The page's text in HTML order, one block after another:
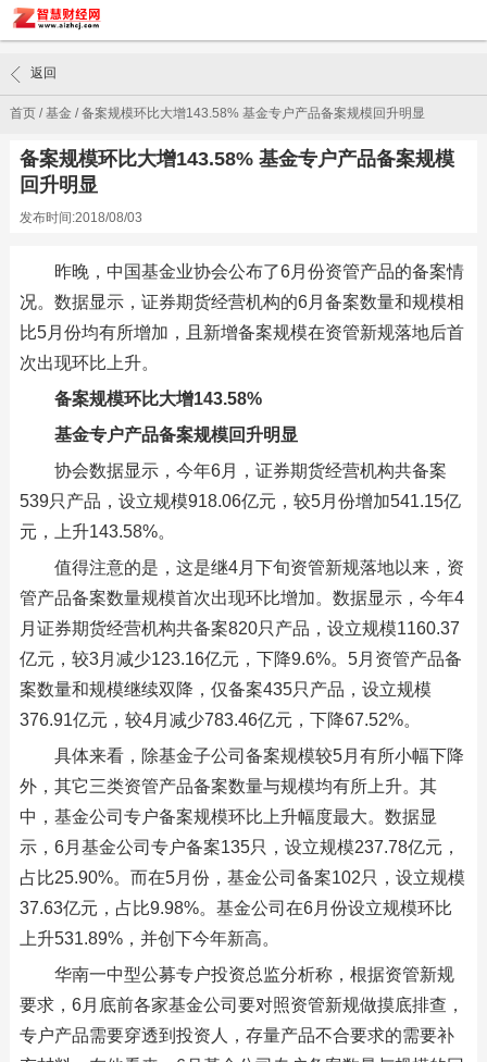
首页/基金 /备案规模环比大增143.58% 基金专户产品备案规模回升明显
返回
备案规模环比大增143.58% 基金专户产品备案规模
回升明显
发布时间:2018/08/03
昨晚，中国基金业协会公布了6月份资管产品的备案情
况。数据显示，证券期货经营机构的6月备案数量和规模相
比5月份均有所增加，且新增备案规模在资管新规落地后首
次出现环比上升。
备案规模环比大增143.58%
基金专户产品备案规模回升明显
协会数据显示，今年6月，证券期货经营机构共备案
539只产品，设立规模918.06亿元，较5月份增加541.15亿
元，上升143.58%。
值得注意的是，这是继4月下旬资管新规落地以来，资
管产品备案数量规模首次出现环比增加。数据显示，今年4
月证券期货经营机构共备案820只产品，设立规模1160.37
亿元，较3月减少123.16亿元，下降9.6%。5月资管产品备
案数量和规模继续双降，仅备案435只产品，设立规模
376.91亿元，较4月减少783.46亿元，下降67.52%。
具体来看，除基金子公司备案规模较5月有所小幅下降
外，其它三类资管产品备案数量与规模均有所上升。其
中，基金公司专户备案规模环比上升幅度最大。数据显
示，6月基金公司专户备案135只，设立规模237.78亿元，
占比25.90%。而在5月份，基金公司备案102只，设立规模
37.63亿元，占比9.98%。基金公司在6月份设立规模环比
上升531.89%，并创下今年新高。
华南一中型公募专户投资总监分析称，根据资管新规
要求，6月底前各家基金公司要对照资管新规做摸底排查，
专户产品需要穿透到投资人，存量产品不合要求的需要补